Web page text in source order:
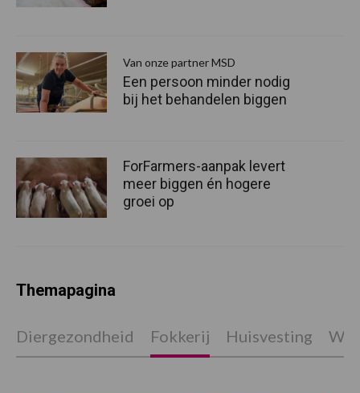
Van onze partner MSD
Een persoon minder nodig
bij het behandelen biggen
ForFarmers-aanpak levert
meer biggen én hogere
groei op
Themapagina
Diergezondheid Fokkerij Huisvesting